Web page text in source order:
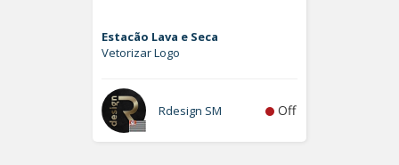
Estacão Lava e Seca
Vetorizar Logo
Rdesign SM Off